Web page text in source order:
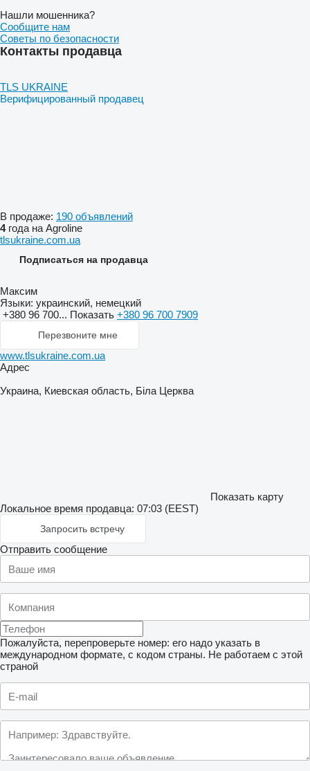
Нашли мошенника?
Сообщите нам
Советы по безопасности
Контакты продавца
TLS UKRAINE
Верифицированный продавец
В продаже: 190 объявлений
4года на Agroline
tlsukraine.com.ua
Подписаться на продавца
Максим
Языки: украинский, немецкий
+380 96 700... Показать +380 96 700 7909
Перезвоните мне
www.tlsukraine.com.ua
Адрес
Украина, Киевская область, Біла Церква
Показать карту
Локальное время продавца: 07:03 (EEST)
Запросить встречу
Отправить сообщение
Пожалуйста, перепроверьте номер: его надо указать в
международном формате, с кодом страны. Не работаем с этой
страной